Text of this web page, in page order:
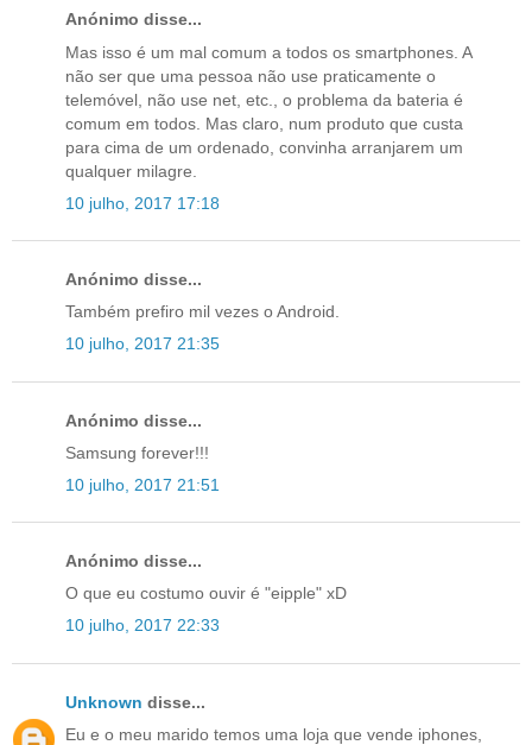
Anónimo disse...
Mas isso é um mal comum a todos os smartphones. A
não ser que uma pessoa não use praticamente o
telemóvel, não use net, etc., o problema da bateria é
comum em todos. Mas claro, num produto que custa
para cima de um ordenado, convinha arranjarem um
qualquer milagre.
10 julho, 2017 17:18
Anónimo disse...
Também prefiro mil vezes o Android.
10 julho, 2017 21:35
Anónimo disse...
Samsung forever!!!
10 julho, 2017 21:51
Anónimo disse...
O que eu costumo ouvir é "eipple" xD
10 julho, 2017 22:33
Unknown disse...
Eu e o meu marido temos uma loja que vende iphones,